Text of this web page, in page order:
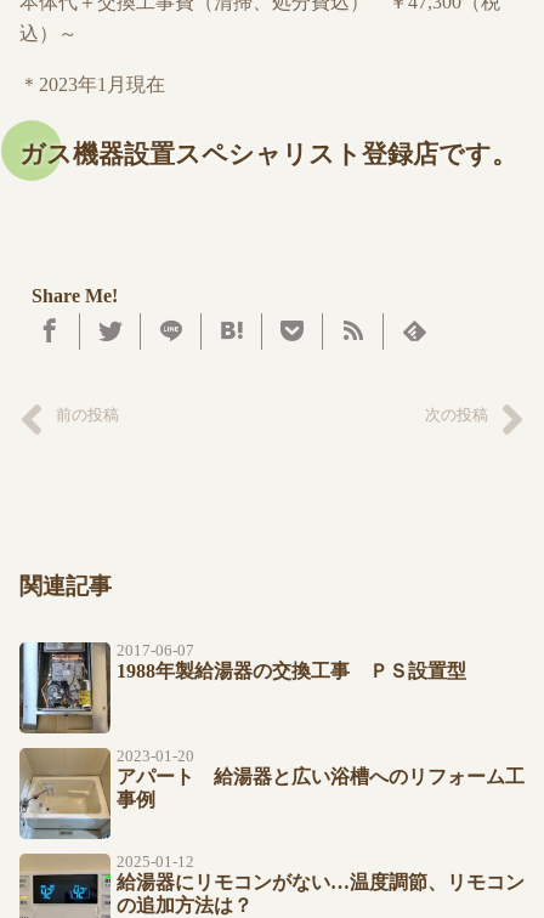
込）～
＊2023年1月現在
ガス機器設置スペシャリスト登録店です。
Share Me!
前の投稿 次の投稿
関連記事
2017-06-07
1988年製給湯器の交換工事 ＰＳ設置型
2023-01-20
アパート 給湯器と広い浴槽へのリフォーム工
事例
2025-01-12
給湯器にリモコンがない…温度調節、リモコン
の追加方法は？